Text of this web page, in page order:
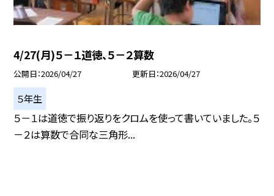
4/27(月)５－１道徳、５－２算数
公開日 2026/04/27 更新日 2026/04/27
５年生
５－１は道徳で振り返りをクロムを使って書いていました。５
－２は算数で合同な三角形...